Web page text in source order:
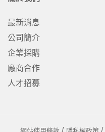
最新消息
公司簡介
企業採購
廠商合作
人才招募